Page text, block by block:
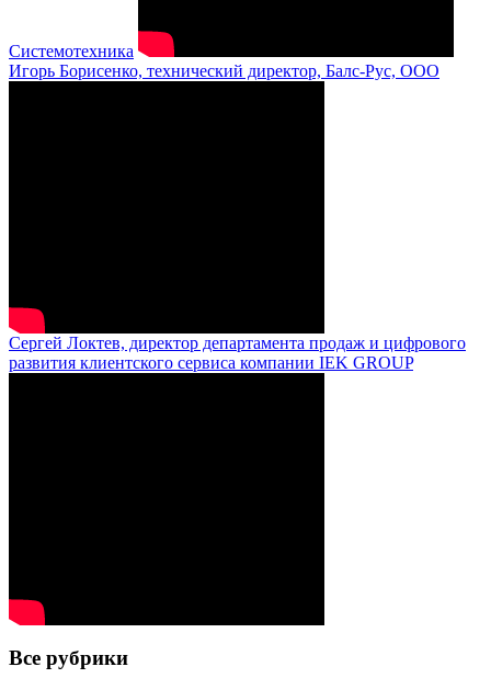
Системотехника
Игорь Борисенко, технический директор, Балс-Рус, ООО
Сергей Локтев, директор департамента продаж и цифрового
развития клиентского сервиса компании IEK GROUP
Все рубрики